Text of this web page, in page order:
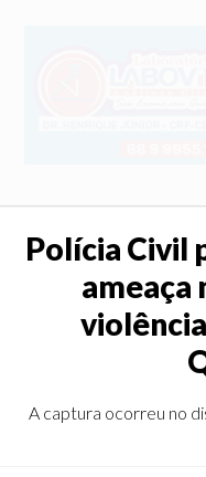
Polícia Civil
ameaça
A captura ocorreu no